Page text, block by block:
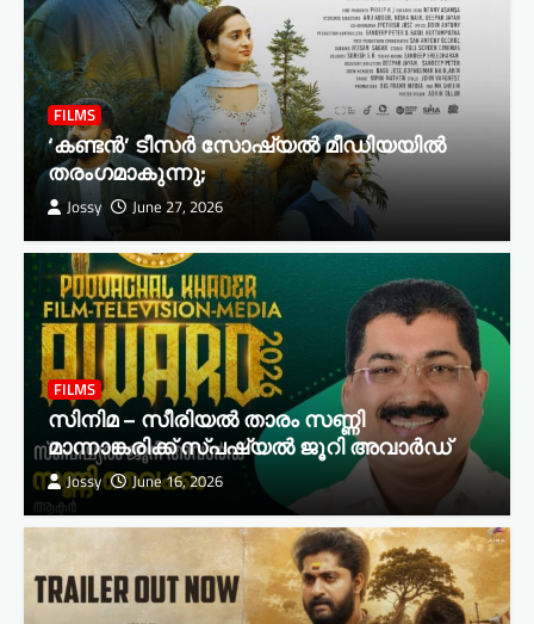
FILMS
‘കണ്ടൻ’ ടീസർ സോഷ്യൽ മീഡിയയിൽ
തരംഗമാകുന്നു;
Jossy June 27, 2026
FILMS
സിനിമ – സീരിയൽ താരം സണ്ണി
മാന്നാങ്കരിക്ക് സ്പഷ്യൽ ജൂറി അവാർഡ്
Jossy June 16, 2026